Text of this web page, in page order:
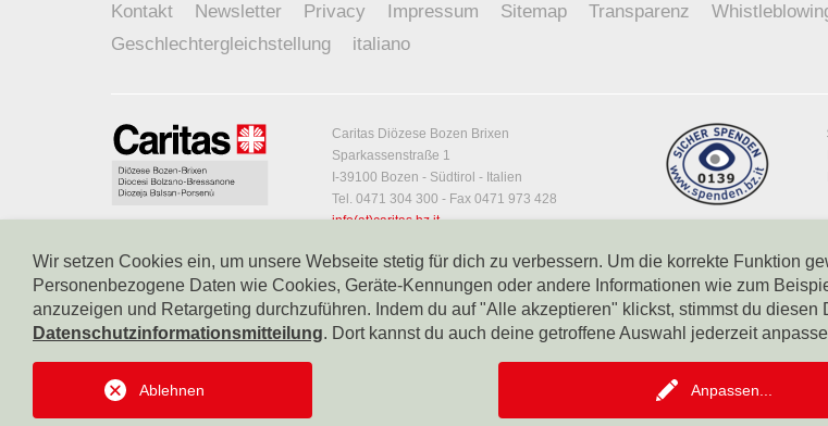
Kontakt Newsletter Privacy Impressum Sitemap Transparenz
Geschlechtergleichstellung
italiano
Caritas Diözese Bozen Brixen
Sparkassenstraße 1
I-39100 Bozen - Südtirol - Italien
Tel. 0471 304 300 - Fax 0471 973 428
info(at)caritas.bz.it
MwSt-Nr. 00414790212
Codice Destinatario: T04ZHR3
Zweig des Dritten Sektors, eingetragen in
der Sektion „ Andere Körperschaften des
Dritten Sektors“ am 21. Oktober 2024 –
Wir setzen Cookies ein, um unsere Webseite stetig für dich zu verbessern. Um die korrekte Funktion
Personenbezogene Daten wie Cookies, Geräte-Kennungen oder andere Informationen wie zum
anzuzeigen und Retargeting durchzuführen. Indem du auf "Alle akzeptieren" klickst, stimmst du
Datenschutzinformationsmitteilung. Dort kannst du auch deine getroffene Auswahl jederzeit
Anpassen
Ablehnen